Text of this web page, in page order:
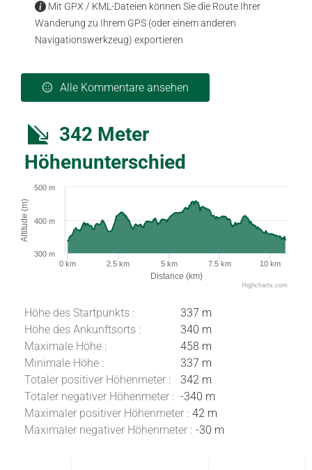
Mit GPX / KML-Dateien können Sie die Route Ihrer
Wanderung zu Ihrem GPS (oder einem anderen
Navigationswerkzeug) exportieren
Alle Kommentare ansehen
342 Meter
Höhenunterschied
Distance (km)
Altitude (m)
0 km 2.5 km 5 km 7.5 km 10 km
300 m
400 m
500 m
Highcharts.com
Höhe des Startpunkts :
337 m
Höhe des Ankunftsorts :
340 m
Maximale Höhe :
458 m
Minimale Höhe :
337 m
Totaler positiver Höhenmeter :
342 m
Totaler negativer Höhenmeter : -340 m
Maximaler positiver Höhenmeter : 42 m
Maximaler negativer Höhenmeter : -30 m